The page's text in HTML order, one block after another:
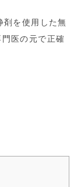
剤を使用した無
医の元で正確